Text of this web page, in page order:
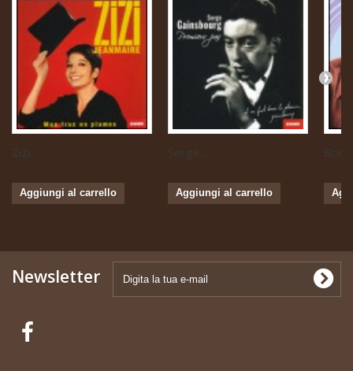
Zizi...
Aggiungi al carrello
Serge...
Aggiungi al carrello
Newsletter